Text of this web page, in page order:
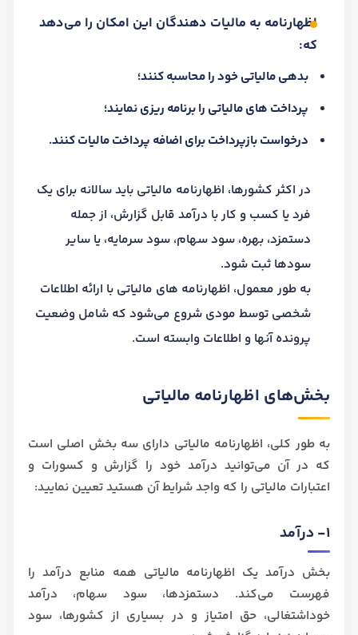
اظهارنامه به مالیات دهندگان این امکان را می‌دهد
که:
بدهی مالیاتی خود را محاسبه کنند؛
پرداخت های مالیاتی را برنامه ریزی نمایند؛
درخواست بازپرداخت برای اضافه پرداخت مالیات کنند.
در اکثر کشورها، اظهارنامه مالیاتی باید سالانه برای یک
فرد یا کسب و کار با درآمد قابل گزارش، از جمله
دستمزد، بهره، سود سهام، سود سرمایه، یا سایر
سودها ثبت شود.
به طور معمول، اظهارنامه های مالیاتی با ارائه اطلاعات
شخصی توسط مودی شروع می‌شود که شامل وضعیت
پرونده آنها و اطلاعات وابسته است.
بخش‌های اظهارنامه مالیاتی
به طور کلی، اظهارنامه مالیاتی دارای سه بخش اصلی است
که در آن می‌توانید درآمد خود را گزارش و کسورات و
اعتبارات مالیاتی را که واجد شرایط آن هستید تعیین نمایید:
1- درآمد
بخش درآمد یک اظهارنامه مالیاتی همه منابع درآمد را
فهرست می‌کند. دستمزدها، سود سهام، درآمد
خوداشتغالی، حق امتیاز و در بسیاری از کشورها، سود